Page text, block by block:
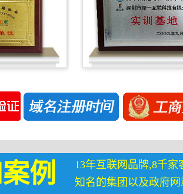
例
13年互联网品牌,8千家
知名的集团以及政府